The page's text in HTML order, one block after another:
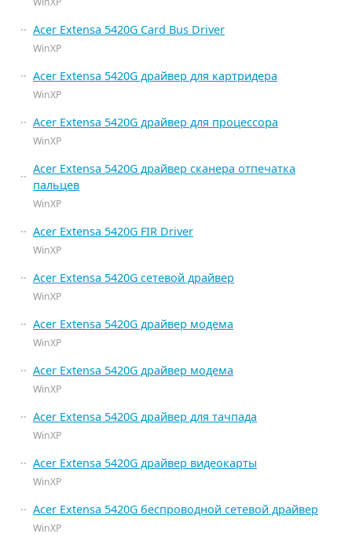
Acer Extensa 5420G Card Bus Driver
WinXP
Acer Extensa 5420G драйвер для картридера
WinXP
Acer Extensa 5420G драйвер для процессора
WinXP
Acer Extensa 5420G драйвер сканера отпечатка
пальцев
WinXP
Acer Extensa 5420G FIR Driver
WinXP
Acer Extensa 5420G сетевой драйвер
WinXP
Acer Extensa 5420G драйвер модема
WinXP
Acer Extensa 5420G драйвер модема
WinXP
Acer Extensa 5420G драйвер для тачпада
WinXP
Acer Extensa 5420G драйвер видеокарты
WinXP
Acer Extensa 5420G беспроводной сетевой драйвер
WinXP